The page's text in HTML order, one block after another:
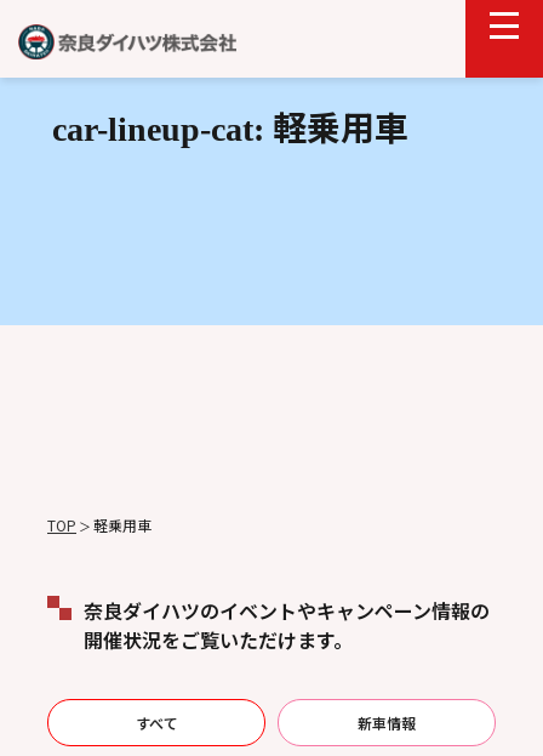
car-lineup-cat: 軽乗用車
TOP ＞ 軽乗用車
奈良ダイハツのイベントやキャンペーン情報の
開催状況をご覧いただけます。
すべて 新車情報